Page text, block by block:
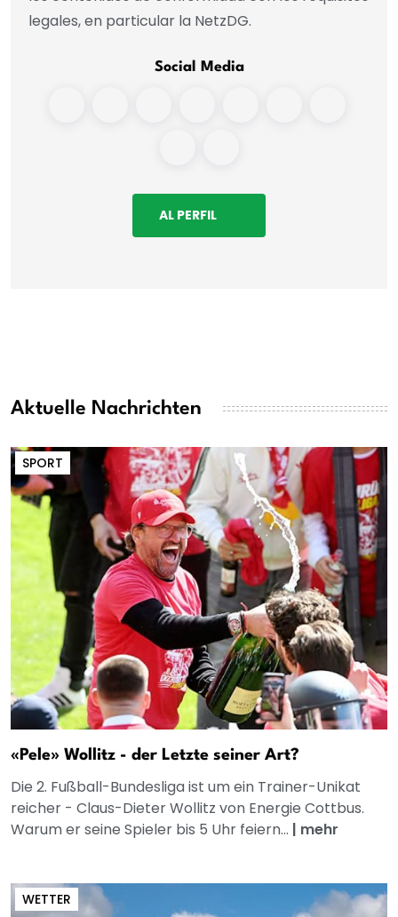
legales, en particular la NetzDG.
Social Media
AL PERFIL
Aktuelle Nachrichten
SPORT
«Pele» Wollitz - der Letzte seiner Art?
Die 2. Fußball-Bundesliga ist um ein Trainer-Unikat
reicher - Claus-Dieter Wollitz von Energie Cottbus.
Warum er seine Spieler bis 5 Uhr feiern... | mehr
WETTER